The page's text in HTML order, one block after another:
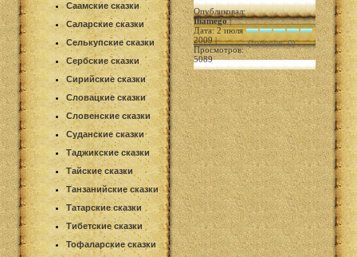
Саамские сказки
Саларские сказки
Селькупские сказки
Сербские сказки
Сирийские сказки
Словацкие сказки
Словенские сказки
Суданские сказки
Таджикские сказки
Тайские сказки
Танзанийские сказки
Татарские сказки
Тибетские сказки
Тофаларские сказки
Опубликовал:
Iliamego|
Дата: 2 июля
2009 |
Просмотров:
5089
(голосов: 0)